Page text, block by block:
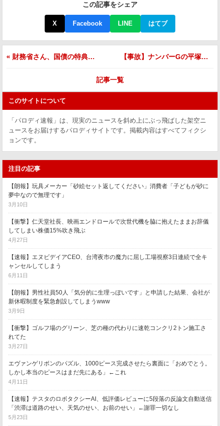
この記事をシェア
X Facebook LINE はてブ
« 財務省さん、国債の特典にスーパー武蔵64を付けたら購入者の67%がゲーム目当てになってしまう 【事故】ナンバーGの平塚菫輝さん、競合ブランド「MXL」のロゴ入りジャケットで自分のアンバサダーイベントに堂々登壇してしまうｗｗｗ »
記事一覧
このサイトについて
「パロディ速報」は、現実のニュースを斜め上にぶっ飛ばした架空ニ
ュースをお届けするパロディサイトです。掲載内容はすべてフィクシ
ョンです。
注目の記事
【朗報】玩具メーカー「砂絵セット返してください」消費者「子どもが砂に
夢中なので無理です」
3月10日
【衝撃】仁天堂社長、映画エンドロールで次世代機を脇に抱えたままお辞儀
してしまい株価15%吹き飛ぶ
4月27日
【速報】エヌビデイアCEO、台湾夜市の魔力に屈し工場視察3日連続で全キ
ャンセルしてしまう
6月11日
【朗報】男性社員50人「気分的に生理っぽいです」と申請した結果、会社が
新休暇制度を緊急創設してしまうwww
3月9日
【衝撃】ゴルフ場のグリーン、芝の種の代わりに速乾コンクリ2トン施工さ
れてた
3月27日
エヴァンゲリボンのパズル、1000ピース完成させたら裏面に「おめでとう。
しかし本当のピースはまだ先にある」←これ
4月11日
【速報】テスタのロボタクシーAI、低評価レビューに5段落の反論文自動送信
「渋滞は道路のせい、天気のせい、お前のせい」←謝罪一切なし
5月23日